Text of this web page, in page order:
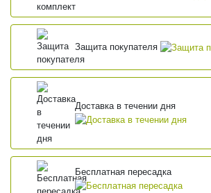
Защита покупателя
Доставка в течении дня
Бесплатная пересадка